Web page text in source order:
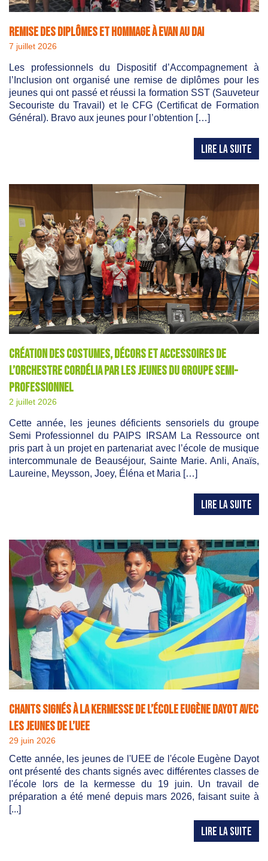
Remise des diplômes et hommage à Evan au DAI
7 juillet 2026
Les professionnels du Dispositif d’Accompagnement à
l’Inclusion ont organisé une remise de diplômes pour les
jeunes qui ont passé et réussi la formation SST (Sauveteur
Secouriste du Travail) et le CFG (Certificat de Formation
Général). Bravo aux jeunes pour l’obtention […]
LIRE LA SUITE
Création des costumes, décors et accessoires de
l’Orchestre Cordélia par les jeunes du groupe semi-
professionnel
2 juillet 2026
Cette année, les jeunes déficients sensoriels du groupe
Semi Professionnel du PAIPS IRSAM La Ressource ont
pris part à un projet en partenariat avec l’école de musique
intercommunale de Beauséjour, Sainte Marie. Anli, Anaïs,
Laureine, Meysson, Joey, Éléna et Maria […]
LIRE LA SUITE
Chants signés à la kermesse de l’école Eugène Dayot avec
les jeunes de l’UEE
29 juin 2026
Cette année, les jeunes de l'UEE de l'école Eugène Dayot
ont présenté des chants signés avec différentes classes de
l'école lors de la kermesse du 19 juin. Un travail de
préparation a été mené depuis mars 2026, faisant suite à
[...]
LIRE LA SUITE